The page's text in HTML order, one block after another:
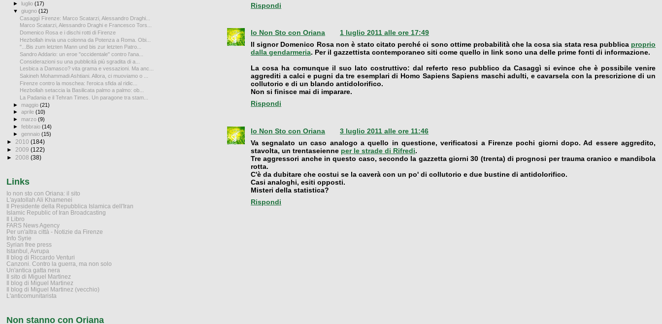
Rispondi
Io Non Sto con Oriana
1 luglio 2011 alle ore 17:49
Il signor Domenico Rosa non è stato citato perché ci sono ottime probabilità che la cosa sia stata resa pubblica proprio
dalla gendarmeria. Per il gazzettista contemporaneo siti come quello in link sono una delle prime fonti di informazione.
La cosa ha comunque il suo lato costruttivo: dal referto reso pubblico da Casaggì si evince che è possibile venire
aggrediti a calci e pugni da tre esemplari di Homo Sapiens Sapiens maschi adulti, e cavarsela con la prescrizione di un
collutorio e di un blando antidolorifico.
Non si finisce mai di imparare.
Rispondi
Io Non Sto con Oriana
3 luglio 2011 alle ore 11:46
Va segnalato un caso analogo a quello in questione, verificatosi a Firenze pochi giorni dopo. Ad essere aggredito,
stavolta, un trentaseienne per le strade di Rifredi.
Tre aggressori anche in questo caso, secondo la gazzetta giorni 30 (trenta) di prognosi per trauma cranico e mandibola
rotta.
C'è da dubitare che costui se la caverà con un po' di collutorio e due bustine di antidolorifico.
Casi analoghi, esiti opposti.
Misteri della statistica?
Rispondi
►
luglio(17)
▼giugno(12)
Casaggì Firenze: Marco Scatarzi, Alessandro Draghi...
Marco Scatarzi, Alessandro Draghi e Francesco Tors...
Domenico Rosa e i dischi rotti di Firenze
Hezbollah invia una colonna da Potenza a Roma. Obi...
"...Bis zum letzten Mann und bis zur letzten Patro...
Sandro Addario: un eroe "occidentale" contro l'ana...
Considerazioni su una pubblicità più sgradita di a...
Lesbica a Damasco? vita grama e vessazioni. Ma anc...
Sakineh Mohammadi Ashtiani. Allora, ci muoviamo o ...
Firenze contro la moschea: l'eroica sfida al ridic...
Hezbollah setaccia la Basilicata palmo a palmo: ob...
La Padania e il Tehran Times. Un paragone tra stam...
► maggio(21)
►aprile(10)
► marzo(9)
►febbraio(14)
►gennaio(15)
► 2010 (184)
► 2009 (122)
► 2008 (38)
Links
Io non sto con Oriana: il sito
L'ayatollah Ali Khamenei
Il Presidente della Repubblica Islamica dell'Iran
Islamic Republic of Iran Broadcasting
Il Libro
FARS News Agency
Per un'altra città - Notizie da Firenze
Info Syrie
Syrian free press
Istanbul, Avrupa
Il blog di Riccardo Venturi
Canzoni. Contro la guerra, ma non solo
Un'antica gatta nera
Il sito di Miguel Martinez
Il blog di Miguel Martinez
Il blog di Miguel Martinez (vecchio)
L'anticomunitarista
Non stanno con Oriana